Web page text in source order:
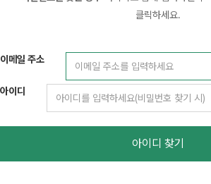
클릭하세요.
이메일 주소
아이디
아이디 찾기